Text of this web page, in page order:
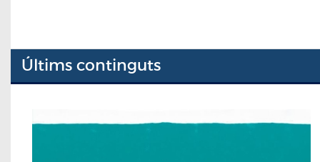
Últims continguts